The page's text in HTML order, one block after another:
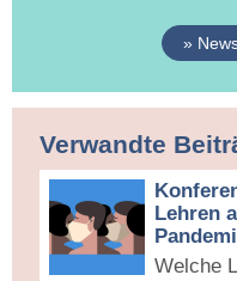
»
Verwandte
Lehren
Welche